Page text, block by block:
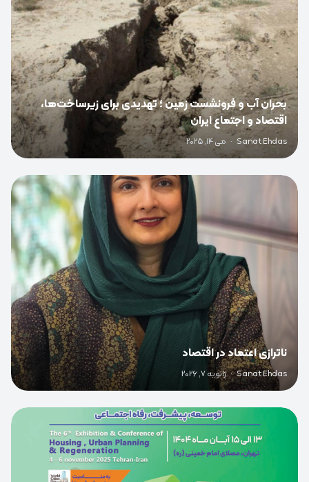
بحران آب و فرونشست زمین ؛ تهدیدی برای زیرساخت‌ها،
اقتصاد و اجتماع ایران
Sanat Ehdas
· می 14, 2025
ناترازی اعتماد در اقتصاد
Sanat Ehdas
· ژانویه 7, 2026
0